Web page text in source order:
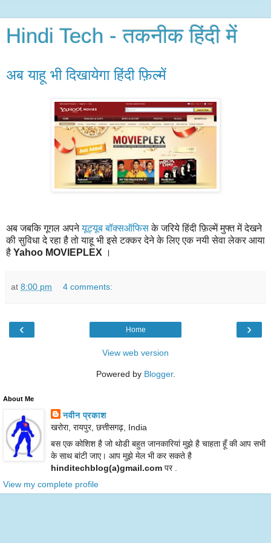
Hindi Tech - तकनीक हिंदी में
अब याहू भी दिखायेगा हिंदी फ़िल्में
अब जबकि गूगल अपनेयूट्यूब बॉक्सऑफिसके जरिये हिंदी फ़िल्में मुफ्त में देखने
की सुविधा दे रहा है तो याहू भी इसे टक्कर देने के लिए एक नयी सेवा लेकर आया
है Yahoo MOVIEPLEX ।
at 8:00 pm 4 comments:
‹ ›
Home
View web version
Powered by Blogger.
About Me
नवीन प्रकाश
खरोरा, रायपुर, छत्तीसगढ़, India
बस एक कोशिश है जो थोडी बहुत जानकारियां मुझे है चाहता हूँ की आप सभी
के साथ बांटी जाए। आप मुझे मेल भी कर सकते है
hinditechblog(a)gmail.comपर .
View my complete profile